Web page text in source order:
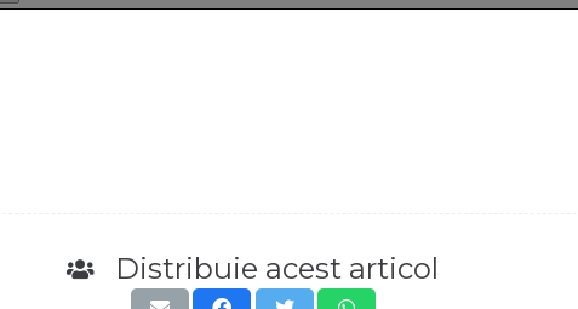
Distribuie acest articol